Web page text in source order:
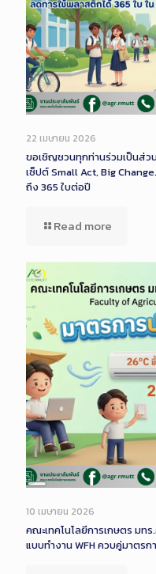
22 เมษายน 2026
ขอเชิญชวนทุกท่านร่วมเป็นส่
เซ็ปต์ Small Act, Big
ถึง 365 ใบต่อปี
Read more
Long
Description
10 เมษายน 2026
คณะเทคโนโลยีการเกษตร ม
แบบทำงาน WFH ควบคู่มาตร